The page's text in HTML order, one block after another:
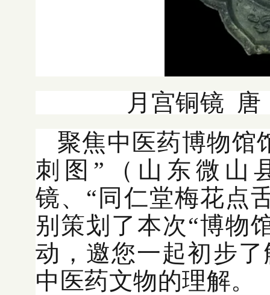
月宫铜镜
聚焦中医药博物馆
刺图”（山东微山
镜、“同仁堂梅花点
别策划了本次“博物
动，邀您一起初步
中医药文物的理解。